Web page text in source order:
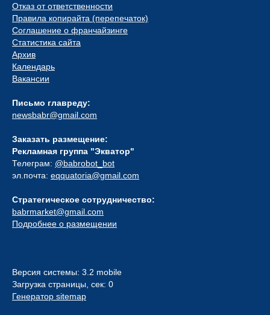
Отказ от ответственности
Правила копирайта (перепечаток)
Соглашение о франчайзинге
Статистика сайта
Архив
Календарь
Вакансии
Письмо главреду:
newsbabr@gmail.com
Заказать размещение:
Рекламная группа "Экватор"
Телеграм: @babrobot_bot
эл.почта: eqquatoria@gmail.com
Стратегическое сотрудничество:
babrmarket@gmail.com
Подробнее о размещении
Версия системы: 3.2 mobile
Загрузка страницы, сек: 0
Генератор sitemap